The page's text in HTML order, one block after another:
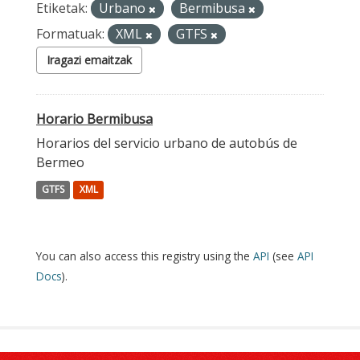
Etiketak: Urbano
Bermibusa
Formatuak:
XML GTFS
Iragazi emaitzak
Horario Bermibusa
Horarios del servicio urbano de autobús de
Bermeo
GTFS XML
You can also access this registry using the API (see API
Docs).